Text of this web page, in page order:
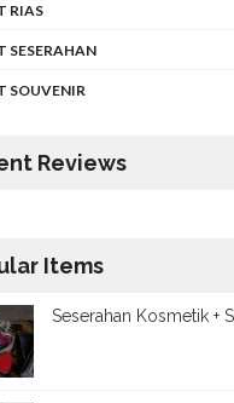
RIAS
SESERAHAN
SOUVENIR
Reviews
Items
Seserahan Kosmetik +